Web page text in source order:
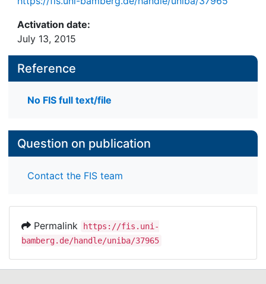
Activation date:
July 13, 2015
Reference
No FIS full text/file
Question on publication
Contact the FIS team
Permalink
https://fis.uni-
bamberg.de/handle/uniba/37965